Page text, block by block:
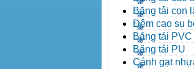
Băng tải con
Đệm cao su
băng tải
Băng tải PVC
Băng tải PU
Cánh gạt